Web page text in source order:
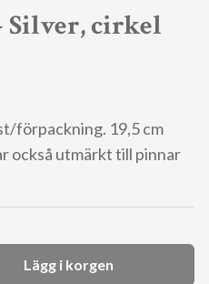
Silver, cirkel
förpackning. 19,5 cm
också utmärkt till pinnar
Lägg i korgen